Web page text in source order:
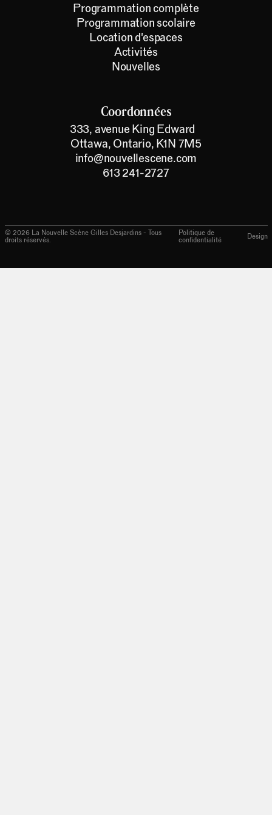
Coordonnées
333, avenue King Edward
Ottawa, Ontario, K1N 7M5
info@nouvellescene.com
613 241-2727
Programmation complète
Programmation scolaire
Location d'espaces
Activités
Nouvelles
© 2026 La Nouvelle Scène Gilles Desjardins - Tous
droits réservés.
Politique de
confidentialité
Design